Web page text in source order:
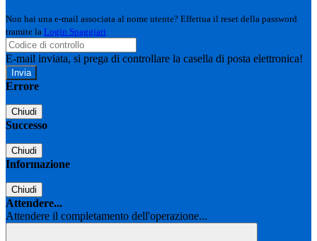
Non hai una e-mail associata al nome utente? Effettua il reset della password
tramite la Login Spaggiari
E-mail inviata, si prega di controllare la casella di posta elettronica!
Errore
Chiudi
Successo
Chiudi
Informazione
Chiudi
Attendere...
Attendere il completamento dell'operazione...